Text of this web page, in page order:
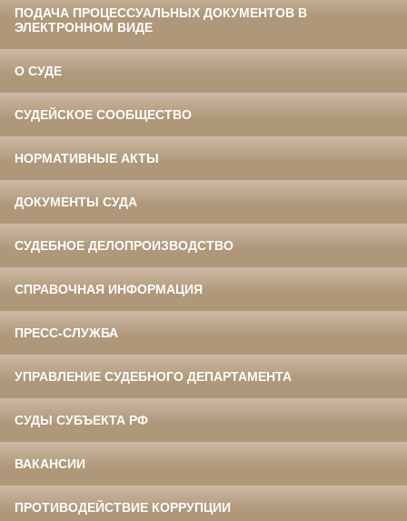
ПОДАЧА ПРОЦЕССУАЛЬНЫХ ДОКУМЕНТОВ В
ЭЛЕКТРОННОМ ВИДЕ
О СУДЕ
СУДЕЙСКОЕ СООБЩЕСТВО
НОРМАТИВНЫЕ АКТЫ
ДОКУМЕНТЫ СУДА
СУДЕБНОЕ ДЕЛОПРОИЗВОДСТВО
СПРАВОЧНАЯ ИНФОРМАЦИЯ
ПРЕСС-СЛУЖБА
УПРАВЛЕНИЕ СУДЕБНОГО ДЕПАРТАМЕНТА
СУДЫ СУБЪЕКТА РФ
ВАКАНСИИ
ПРОТИВОДЕЙСТВИЕ КОРРУПЦИИ